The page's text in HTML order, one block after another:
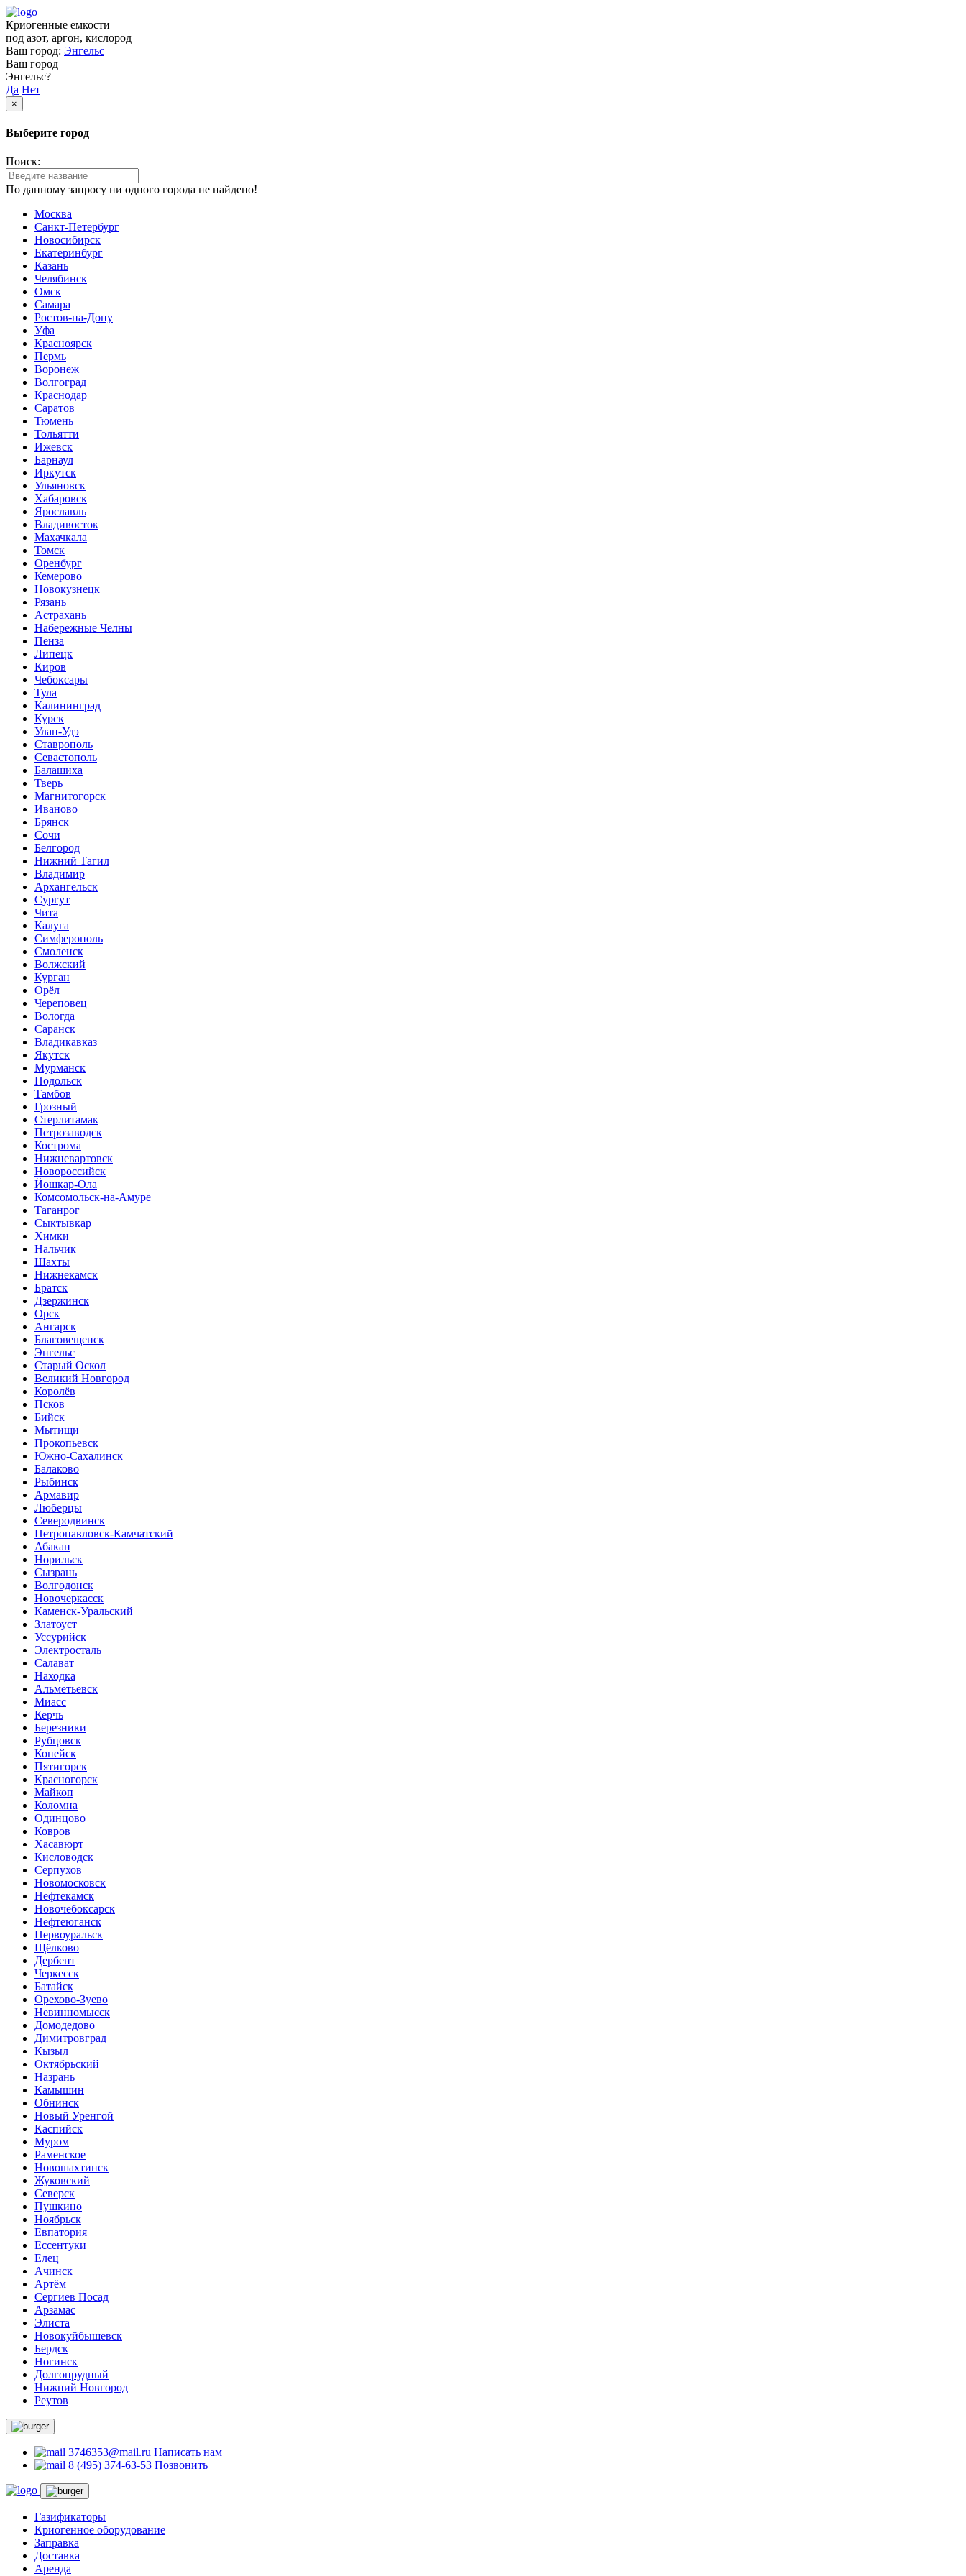
Криогенные емкости
под азот, аргон, кислород
Ваш город: Энгельс
Ваш город
Энгельс?
Да Нет
×
Выберите город
Поиск:
По данному запросу ни одного города не найдено!
Москва
Санкт-Петербург
Новосибирск
Екатеринбург
Казань
Челябинск
Омск
Самара
Ростов-на-Дону
Уфа
Красноярск
Пермь
Воронеж
Волгоград
Краснодар
Саратов
Тюмень
Тольятти
Ижевск
Барнаул
Иркутск
Ульяновск
Хабаровск
Ярославль
Владивосток
Махачкала
Томск
Оренбург
Кемерово
Новокузнецк
Рязань
Астрахань
Набережные Челны
Пенза
Липецк
Киров
Чебоксары
Тула
Калининград
Курск
Улан-Удэ
Ставрополь
Севастополь
Балашиха
Тверь
Магнитогорск
Иваново
Брянск
Сочи
Белгород
Нижний Тагил
Владимир
Архангельск
Сургут
Чита
Калуга
Симферополь
Смоленск
Волжский
Курган
Орёл
Череповец
Вологда
Саранск
Владикавказ
Якутск
Мурманск
Подольск
Тамбов
Грозный
Стерлитамак
Петрозаводск
Кострома
Нижневартовск
Новороссийск
Йошкар-Ола
Комсомольск-на-Амуре
Таганрог
Сыктывкар
Химки
Нальчик
Шахты
Нижнекамск
Братск
Дзержинск
Орск
Ангарск
Благовещенск
Энгельс
Старый Оскол
Великий Новгород
Королёв
Псков
Бийск
Мытищи
Прокопьевск
Южно-Сахалинск
Балаково
Рыбинск
Армавир
Люберцы
Северодвинск
Петропавловск-Камчатский
Абакан
Норильск
Сызрань
Волгодонск
Новочеркасск
Каменск-Уральский
Златоуст
Уссурийск
Электросталь
Салават
Находка
Альметьевск
Миасс
Керчь
Березники
Рубцовск
Копейск
Пятигорск
Красногорск
Майкоп
Коломна
Одинцово
Ковров
Хасавюрт
Кисловодск
Серпухов
Новомосковск
Нефтекамск
Новочебоксарск
Нефтеюганск
Первоуральск
Щёлково
Дербент
Черкесск
Батайск
Орехово-Зуево
Невинномысск
Домодедово
Димитровград
Кызыл
Октябрьский
Назрань
Камышин
Обнинск
Новый Уренгой
Каспийск
Муром
Раменское
Новошахтинск
Жуковский
Северск
Пушкино
Ноябрьск
Евпатория
Ессентуки
Елец
Ачинск
Артём
Сергиев Посад
Арзамас
Элиста
Новокуйбышевск
Бердск
Ногинск
Долгопрудный
Нижний Новгород
Реутов
3746353@mail.ru Написать нам
8 (495) 374-63-53 Позвонить
Газификаторы
Криогенное оборудование
Заправка
Доставка
Аренда